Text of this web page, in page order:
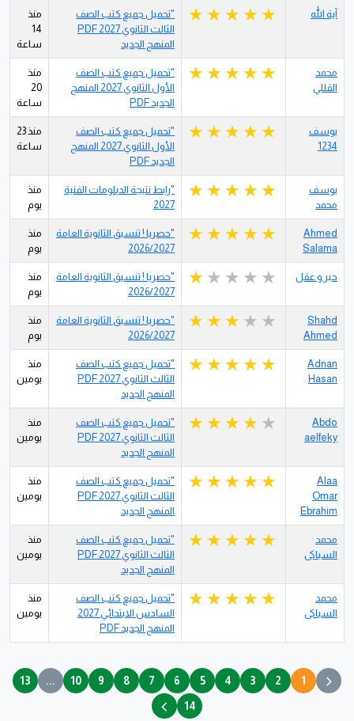
آية الله
"تحميل جميع كتب الصف
الثالث الثانوي 2027 PDF
المنهج الجديد
منذ
14
ساعة
محمد
القللي
"تحميل جميع كتب الصف
الأول الثانوي 2027 المنهج
الجديد PDF
منذ
20
ساعة
يوسف
1234
"تحميل جميع كتب الصف
الأول الثانوي 2027 المنهج
الجديد PDF
منذ 23
ساعة
يوسف
محمد
"رابط نتيجة الدبلومات الفنية
2027
منذ
يوم
Ahmed
Salama
"حصريا ! تنسيق الثانوية العامة
2026/2027
منذ
يوم
حبر و عقل
"حصريا ! تنسيق الثانوية العامة
2026/2027
منذ
يوم
Shahd
Ahmed
"حصريا ! تنسيق الثانوية العامة
2026/2027
منذ
يوم
Adnan
Hasan
"تحميل جميع كتب الصف
الثالث الثانوي 2027 PDF
المنهج الجديد
منذ
يومين
Abdo
aelfeky
"تحميل جميع كتب الصف
الثالث الثانوي 2027 PDF
المنهج الجديد
منذ
يومين
Alaa
Omar
Ebrahim
"تحميل جميع كتب الصف
الثالث الثانوي 2027 PDF
المنهج الجديد
منذ
يومين
محمد
السباكى
"تحميل جميع كتب الصف
الثالث الثانوي 2027 PDF
المنهج الجديد
منذ
يومين
محمد
السباكى
"تحميل جميع كتب الصف
السادس الابتدائي 2027
المنهج الجديد PDF
منذ
يومين
1
2
3
4
5
6
7
8
9
10
...
13
14